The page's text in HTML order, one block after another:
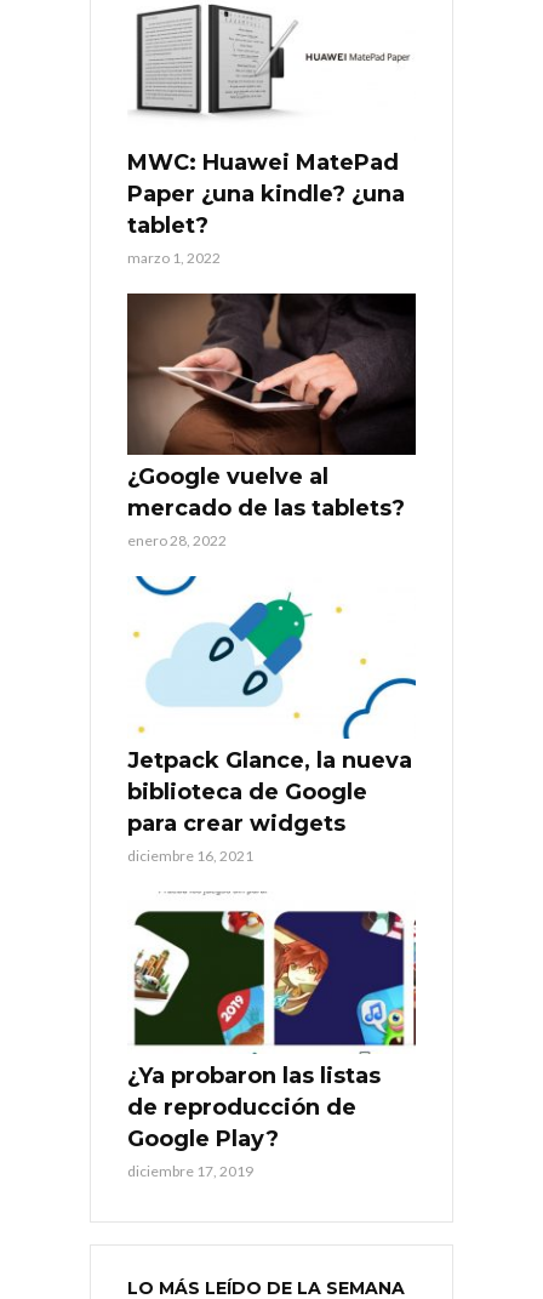
MWC: Huawei MatePad
Paper ¿una kindle? ¿una
tablet?
marzo 1, 2022
¿Google vuelve al
mercado de las tablets?
enero 28, 2022
Jetpack Glance, la nueva
biblioteca de Google
para crear widgets
diciembre 16, 2021
¿Ya probaron las listas
de reproducción de
Google Play?
diciembre 17, 2019
LO MÁS LEÍDO DE LA SEMANA